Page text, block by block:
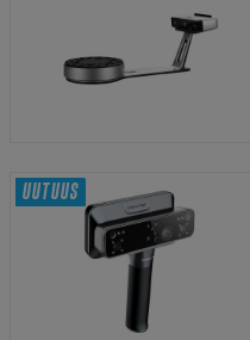
UUTUUS